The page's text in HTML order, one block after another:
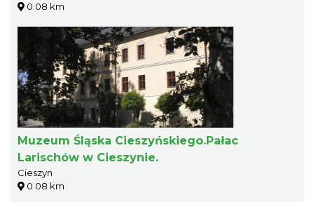
0.08 km
Muzeum Śląska Cieszyńskiego.Pałac
Larischów w Cieszynie.
Cieszyn
0.08 km